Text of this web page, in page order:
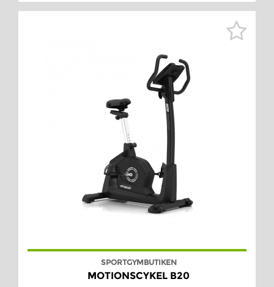
SPORTGYMBUTIKEN
MOTIONSCYKEL B20